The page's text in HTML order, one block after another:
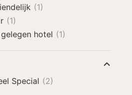
(1)
(1)
hotel (1)
Special (2)